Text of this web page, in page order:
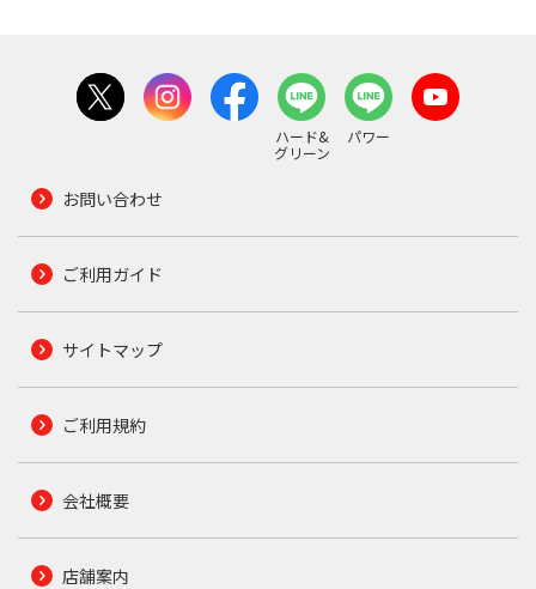
ハード&
グリーン
パワー
お問い合わせ
ご利用ガイド
サイトマップ
ご利用規約
会社概要
店舗案内